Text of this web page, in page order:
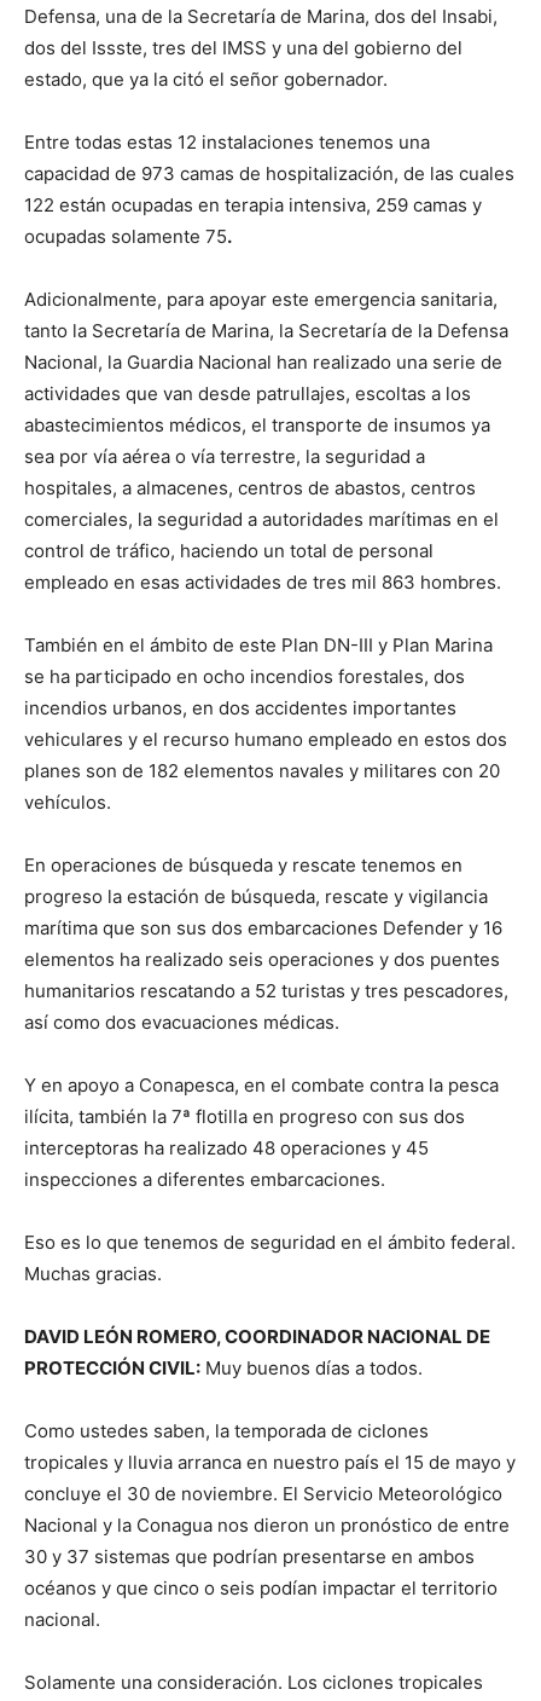
Defensa, una de la Secretaría de Marina, dos del Insabi,
dos del Issste, tres del IMSS y una del gobierno del
estado, que ya la citó el señor gobernador.
Entre todas estas 12 instalaciones tenemos una
capacidad de 973 camas de hospitalización, de las cuales
122 están ocupadas en terapia intensiva, 259 camas y
ocupadas solamente 75.
Adicionalmente, para apoyar este emergencia sanitaria,
tanto la Secretaría de Marina, la Secretaría de la Defensa
Nacional, la Guardia Nacional han realizado una serie de
actividades que van desde patrullajes, escoltas a los
abastecimientos médicos, el transporte de insumos ya
sea por vía aérea o vía terrestre, la seguridad a
hospitales, a almacenes, centros de abastos, centros
comerciales, la seguridad a autoridades marítimas en el
control de tráfico, haciendo un total de personal
empleado en esas actividades de tres mil 863 hombres.
También en el ámbito de este Plan DN-III y Plan Marina
se ha participado en ocho incendios forestales, dos
incendios urbanos, en dos accidentes importantes
vehiculares y el recurso humano empleado en estos dos
planes son de 182 elementos navales y militares con 20
vehículos.
En operaciones de búsqueda y rescate tenemos en
progreso la estación de búsqueda, rescate y vigilancia
marítima que son sus dos embarcaciones Defender y 16
elementos ha realizado seis operaciones y dos puentes
humanitarios rescatando a 52 turistas y tres pescadores,
así como dos evacuaciones médicas.
Y en apoyo a Conapesca, en el combate contra la pesca
ilícita, también la 7ª flotilla en progreso con sus dos
interceptoras ha realizado 48 operaciones y 45
inspecciones a diferentes embarcaciones.
Eso es lo que tenemos de seguridad en el ámbito federal.
Muchas gracias.
DAVID LEÓN ROMERO, COORDINADOR NACIONAL DE
PROTECCIÓN CIVIL: Muy buenos días a todos.
Como ustedes saben, la temporada de ciclones
tropicales y lluvia arranca en nuestro país el 15 de mayo y
concluye el 30 de noviembre. El Servicio Meteorológico
Nacional y la Conagua nos dieron un pronóstico de entre
30 y 37 sistemas que podrían presentarse en ambos
océanos y que cinco o seis podían impactar el territorio
nacional.
Solamente una consideración. Los ciclones tropicales